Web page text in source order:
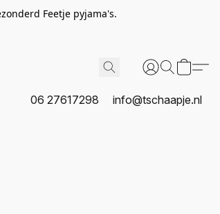
Feetje pyjama's.
06 27617298 info@tschaapje.nl